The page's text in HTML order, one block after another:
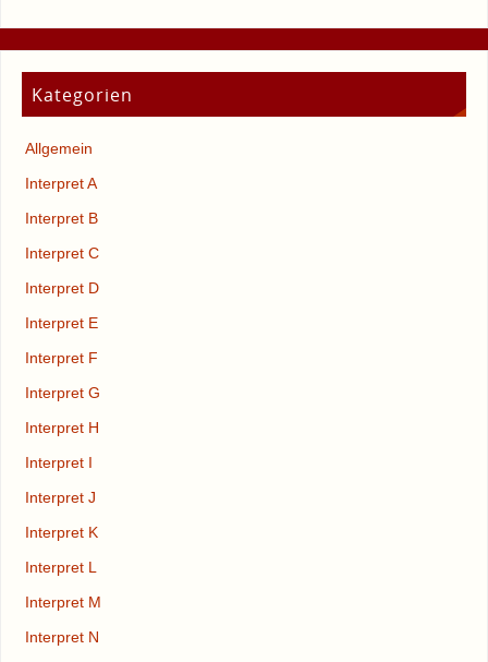
Kategorien
Allgemein
Interpret A
Interpret B
Interpret C
Interpret D
Interpret E
Interpret F
Interpret G
Interpret H
Interpret I
Interpret J
Interpret K
Interpret L
Interpret M
Interpret N